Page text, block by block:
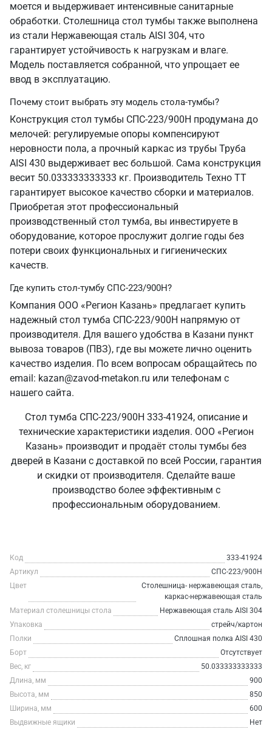
моется и выдерживает интенсивные санитарные
обработки. Столешница стол тумбы также выполнена
из стали Нержавеющая сталь AISI 304, что
гарантирует устойчивость к нагрузкам и влаге.
Модель поставляется собранной, что упрощает ее
ввод в эксплуатацию.
Почему стоит выбрать эту модель стола-тумбы?
Конструкция стол тумбы СПС-223/900Н продумана до
мелочей: регулируемые опоры компенсируют
неровности пола, а прочный каркас из трубы Труба
AISI 430 выдерживает вес большой. Сама конструкция
весит 50.033333333333 кг. Производитель Техно ТТ
гарантирует высокое качество сборки и материалов.
Приобретая этот профессиональный
производственный стол тумба, вы инвестируете в
оборудование, которое прослужит долгие годы без
потери своих функциональных и гигиенических
качеств.
Где купить стол-тумбу СПС-223/900Н?
Компания ООО «Регион Казань» предлагает купить
надежный стол тумба СПС-223/900Н напрямую от
производителя. Для вашего удобства в Казани пункт
вывоза товаров (ПВЗ), где вы можете лично оценить
качество изделия. По всем вопросам обращайтесь по
email: kazan@zavod-metakon.ru или телефонам с
нашего сайта.
Стол тумба СПС-223/900Н 333-41924, описание и
технические характеристики изделия. ООО «Регион
Казань» производит и продаёт столы тумбы без
дверей в Казани с доставкой по всей России, гарантия
и скидки от производителя. Сделайте ваше
производство более эффективным с
профессиональным оборудованием.
Код
333-41924
Артикул
СПС-223/900Н
Цвет
Столешница- нержавеющая сталь,
каркас-нержавеющая сталь
Материал столешницы стола
Нержавеющая сталь AISI 304
Упаковка
стрейч/картон
Полки
Сплошная полка AISI 430
Борт
Отсутствует
Вес, кг
50.033333333333
Длина, мм
900
Высота, мм
850
Ширина, мм
600
Выдвижные ящики
Нет